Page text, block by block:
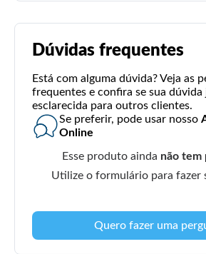
Dúvidas frequentes
Está com alguma dúvida? Veja as
frequentes e confira se sua dúvida
esclarecida para outros clientes.
Se preferir, pode usar nosso
Online
Esse produto ainda não tem
Utilize o formulário para fazer
Quero fazer uma